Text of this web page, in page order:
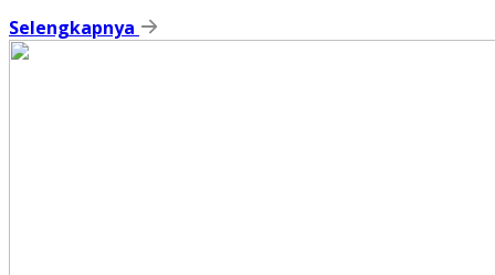
Selengkapnya